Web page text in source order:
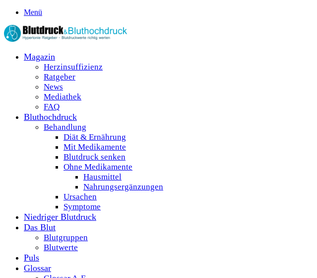
Menü
Magazin
Herzinsuffizienz
Ratgeber
News
Mediathek
FAQ
Bluthochdruck
Behandlung
Diät & Ernährung
Mit Medikamente
Blutdruck senken
Ohne Medikamente
Hausmittel
Nahrungsergänzungen
Ursachen
Symptome
Niedriger Blutdruck
Das Blut
Blutgruppen
Blutwerte
Puls
Glossar